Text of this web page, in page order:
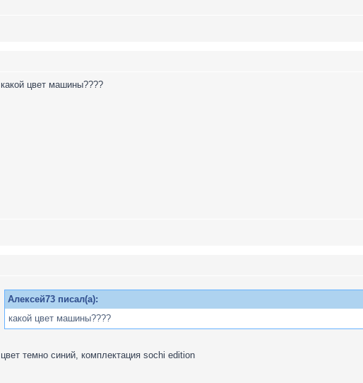
какой цвет машины????
Алексей73 писал(а):
какой цвет машины????
цвет темно синий, комплектация sochi edition